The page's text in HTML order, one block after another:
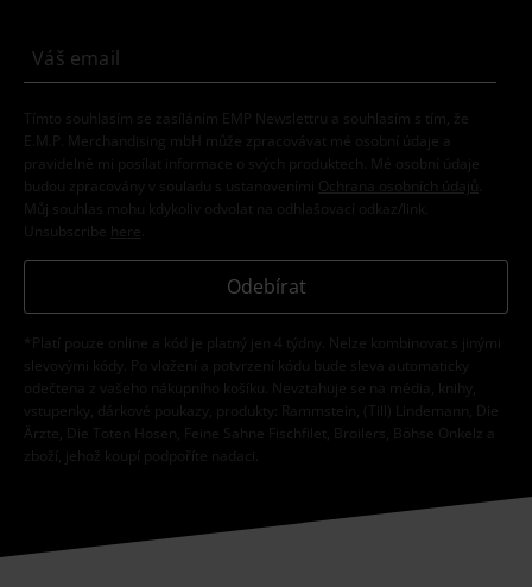
Tímto souhlasím se zasíláním EMP Newslettru a souhlasím s tím, že
E.M.P. Merchandising mbH může zpracovávat mé osobní údaje a
pravidelně mi posílat informace o svých produktech. Mé osobní údaje
budou zpracovány v souladu s ustanoveními
Ochrana osobních údajů
Můj souhlas mohu kdykoliv odvolat na odhlašovací odkaz/link.
Unsubscribe here
Odebírat
*Platí pouze online a kód je platný jen 4 týdny. Nelze kombinovat s jinými
slevovými kódy. Po vložení a potvrzení kódu bude sleva automaticky
odečtena z vašeho nákupního košíku. Nevztahuje se na média, knihy,
vstupenky, dárkové poukazy, produkty: Rammstein, (Till) Lindemann, Die
Ärzte, Die Toten Hosen, Feine Sahne Fischfilet, Broilers, Böhse Onkelz a
zboží, jehož koupí podpoříte nadaci.